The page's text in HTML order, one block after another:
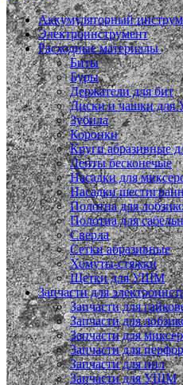
Аккумуляторный
Электроинструмент
Расходные материалы
Биты
Буры
Держатели для бит
Диски и чашки
Зубила
Коронки
Круги абразивные
Ленты бесконечые
Насадки для
Насадки
Полотна для
Полотна для
Сверла
Сетки абразивные
Хомуты-стяжки
Щетки для УШМ
Запчасти для
Запчасти для
Запчасти для
Запчасти для
Запчасти для
Запчасти для пил
Запчасти для УШМ